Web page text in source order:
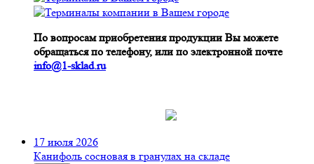
По вопросам приобретения продукции Вы можете
обращаться по телефону, или по электронной почте
info@1-sklad.ru
17 июля 2026
Канифоль сосновая в гранулах на складе